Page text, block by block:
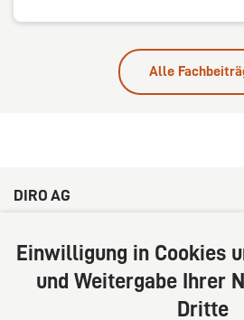
Alle
DIRO AG
20354 Hamburg
Deutschland
Tel: +49 (0) 40 41352231
Einwilligung in Cookies
und Weitergabe Ihrer
Dritte